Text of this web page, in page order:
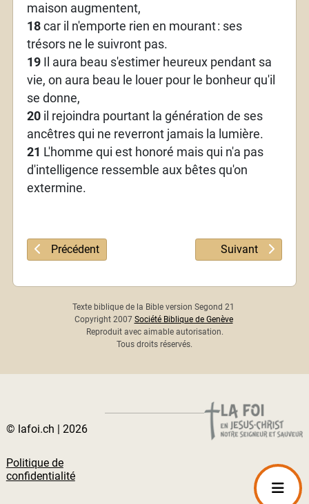
maison augmentent,
18car il n'emporte rien en mourant: ses
trésors ne le suivront pas.
19Il aura beau s'estimer heureux pendant sa
vie, on aura beau le louer pour le bonheur qu'il
se donne,
20il rejoindra pourtant la génération de ses
ancêtres qui ne reverront jamais la lumière.
21 L'homme qui est honoré mais qui n'a pas
d'intelligence ressemble aux bêtes qu'on
extermine.
Article précédent : Psaume 48
Précédent Article suivant :
Suivant
Texte biblique de la Bible version Segond 21
Copyright 2007 Société Biblique de Genève
Reproduit avec aimable autorisation.
Tous droits réservés.
© lafoi.ch | 2026
Politique de
confidentialité